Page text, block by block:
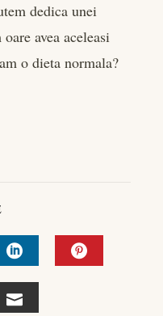
dedica unei
avea aceleasi
o dieta normala?
LINKEDIN